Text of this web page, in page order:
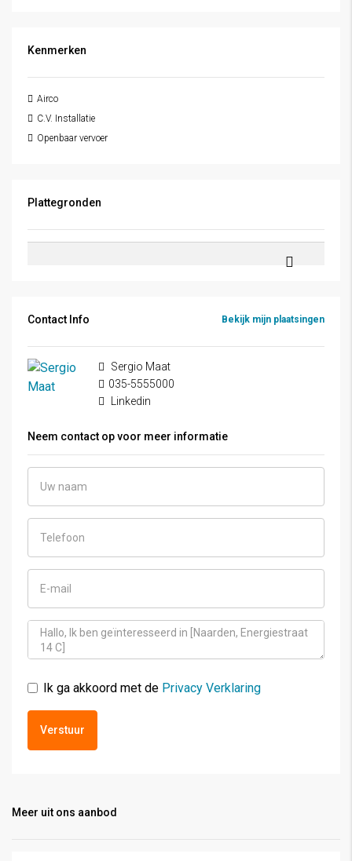
Kenmerken
Airco
C.V. Installatie
Openbaar vervoer
Plattegronden
Contact Info Bekijk mijn plaatsingen
Sergio Maat
035-5555000
Linkedin
Neem contact op voor meer informatie
Ik ga akkoord met de Privacy Verklaring
Verstuur
Meer uit ons aanbod